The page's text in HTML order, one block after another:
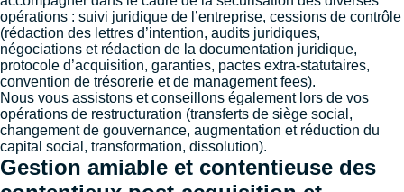
opérations : suivi juridique de l’entreprise, cessions de contrôle
(rédaction des lettres d’intention, audits juridiques,
négociations et rédaction de la documentation juridique,
protocole d’acquisition, garanties, pactes extra-statutaires,
convention de trésorerie et de management fees).
Nous vous assistons et conseillons également lors de vos
opérations de restructuration (transferts de siège social,
changement de gouvernance, augmentation et réduction du
capital social, transformation, dissolution).
Gestion amiable et contentieuse des